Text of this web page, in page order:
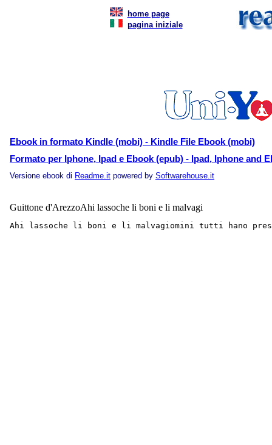
home page
pagina iniziale
Ebook in formato Kindle (mobi) - Kindle File Ebook (mobi)
Formato per Iphone, Ipad e Ebook (epub) - Ipad, Iphone and
Versione ebook di Readme.it powered by Softwarehouse.it
Guittone d'ArezzoAhi lassoche li boni e li malvagi
Ahi lassoche li boni e li malvagiomini tutti hano